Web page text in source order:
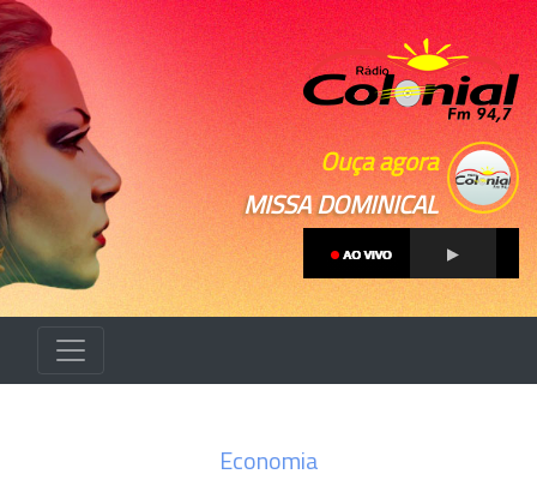
Ouça agora
MISSA DOMINICAL
Economia